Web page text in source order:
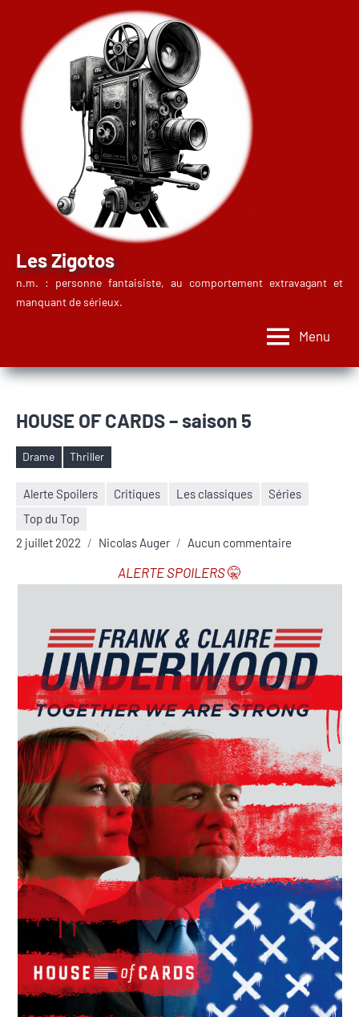
contenu
Les Zigotos
n.m. : personne fantaisiste, au comportement extravagant et
manquant de sérieux.
Menu
HOUSE OF CARDS – saison 5
Étiquettes
Drame Thriller
Alerte Spoilers Critiques Les classiques
Séries
Top du Top
2 juillet 2022
Nicolas Auger Aucun commentaire